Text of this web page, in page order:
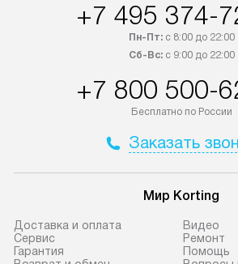
+7 495 374-
Пн-Пт:с 8:00 до 22:00
Сб-Вс:с 9:00 до 22:00
+7 800 500-
Бесплатно по России
Заказать
Мир Korting
Доставка и оплата
Сервис
Гарантия
Видео
Ремонт
Помощь